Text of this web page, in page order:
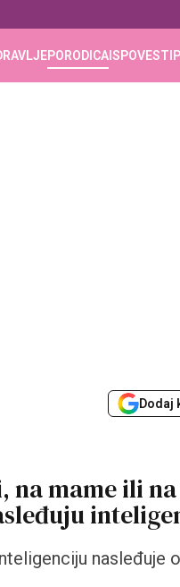
PORODICA ISPOVESTI
Dodaj
na mame ili
nasleđuje